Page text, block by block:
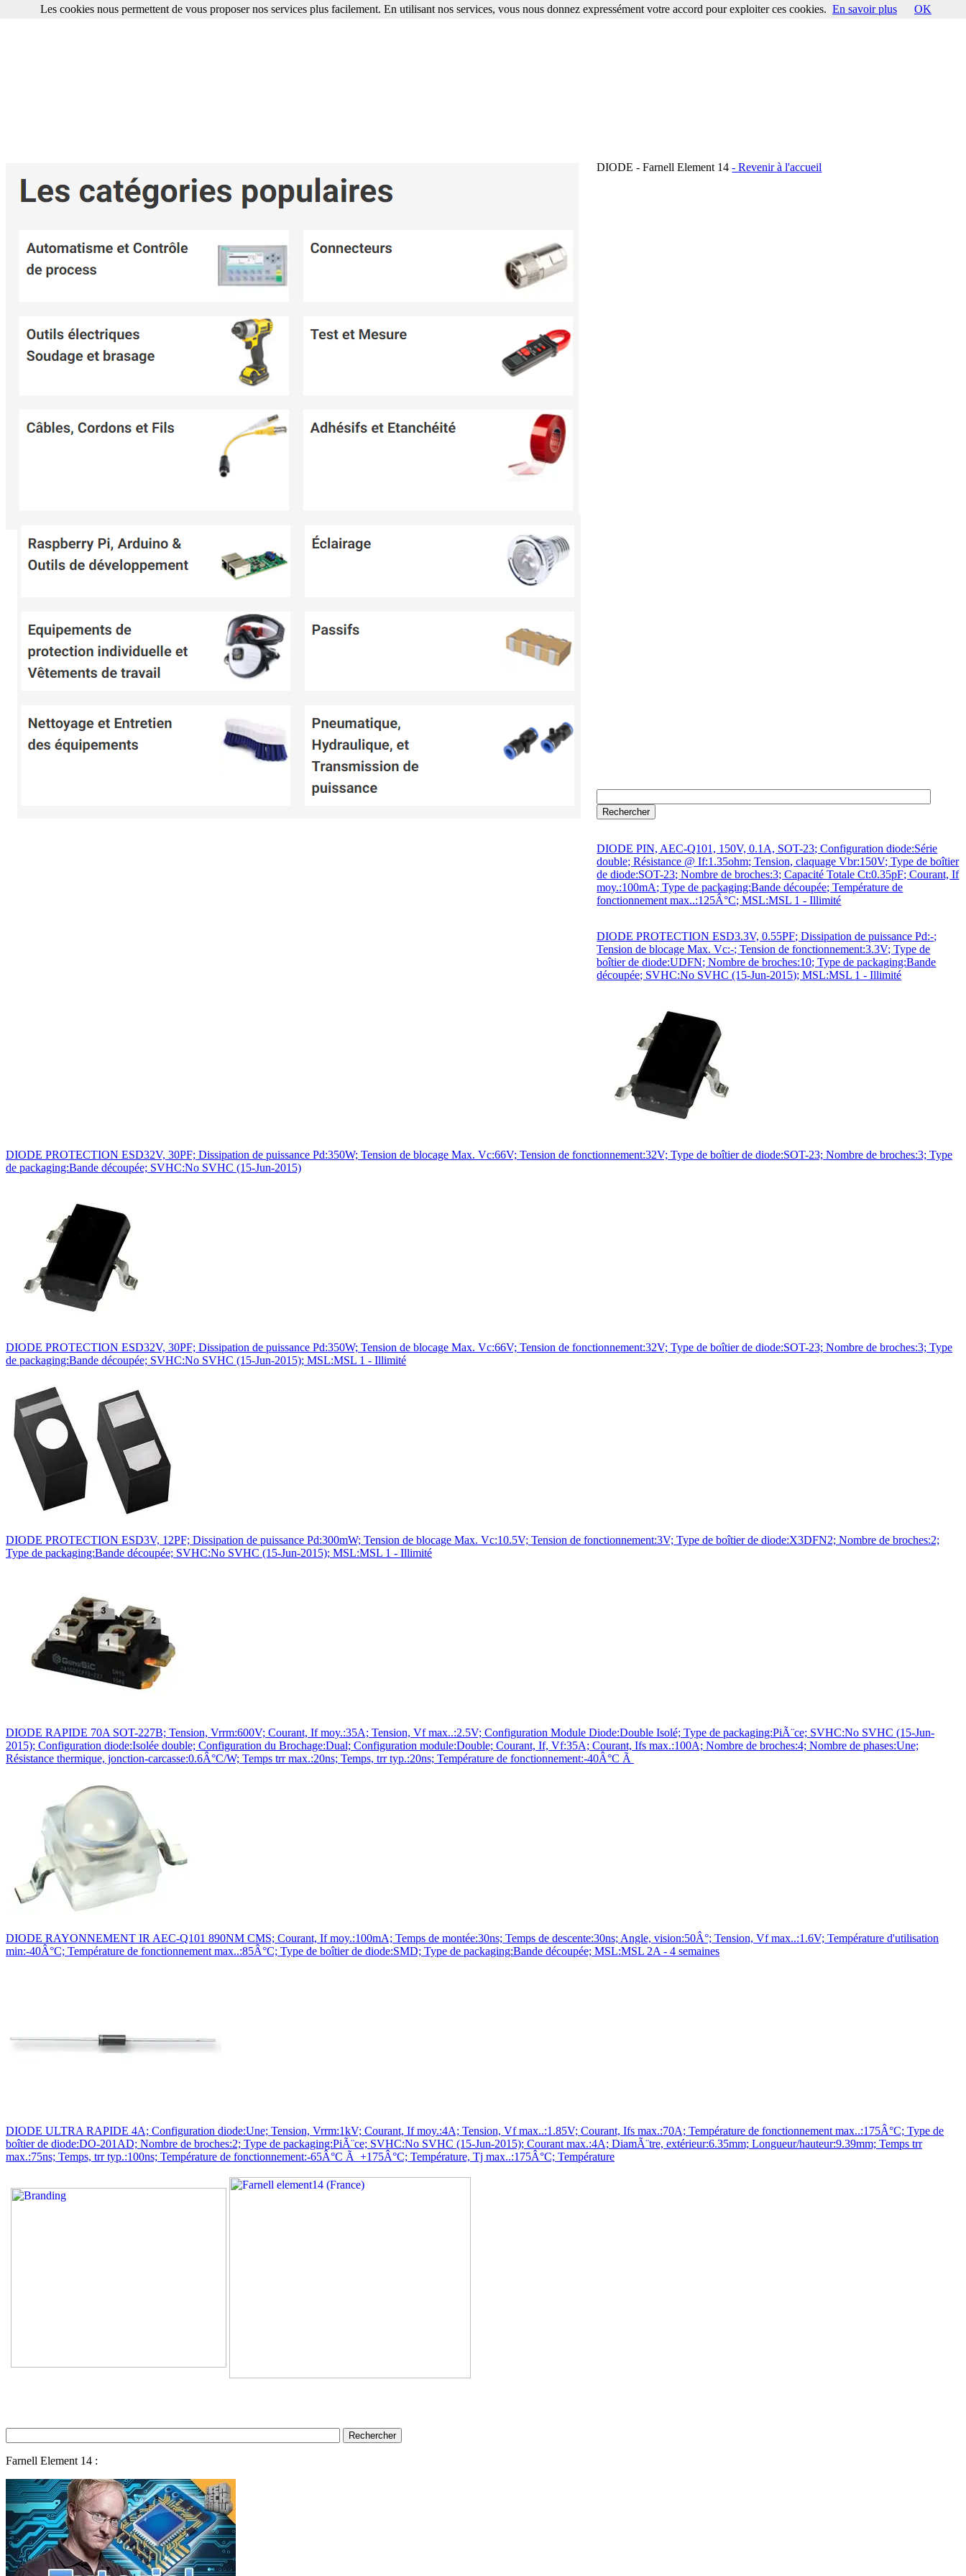
DIODE - Farnell Element 14- Revenir à l'accueil
DIODE PIN, AEC-Q101, 150V, 0.1A, SOT-23; Configuration diode:Série
double; Résistance @ If:1.35ohm; Tension, claquage Vbr:150V; Type de boîtier
de diode:SOT-23; Nombre de broches:3; Capacité Totale Ct:0.35pF; Courant, If
moy.:100mA; Type de packaging:Bande découpée; Température de
fonctionnement max..:125Â°C; MSL:MSL 1 - Illimité
DIODE PROTECTION ESD3.3V, 0.55PF; Dissipation de puissance Pd:-;
Tension de blocage Max. Vc:-; Tension de fonctionnement:3.3V; Type de
boîtier de diode:UDFN; Nombre de broches:10; Type de packaging:Bande
découpée; SVHC:No SVHC (15-Jun-2015); MSL:MSL 1 - Illimité
DIODE PROTECTION ESD32V, 30PF; Dissipation de puissance Pd:350W; Tension de blocage Max. Vc:66V; Tension de fonctionnement:32V; Type de boîtier de diode:SOT-23; Nombre de broches:3; Type
de packaging:Bande découpée; SVHC:No SVHC (15-Jun-2015)
DIODE PROTECTION ESD32V, 30PF; Dissipation de puissance Pd:350W; Tension de blocage Max. Vc:66V; Tension de fonctionnement:32V; Type de boîtier de diode:SOT-23; Nombre de broches:3; Type
de packaging:Bande découpée; SVHC:No SVHC (15-Jun-2015); MSL:MSL 1 - Illimité
DIODE PROTECTION ESD3V, 12PF; Dissipation de puissance Pd:300mW; Tension de blocage Max. Vc:10.5V; Tension de fonctionnement:3V; Type de boîtier de diode:X3DFN2; Nombre de broches:2;
Type de packaging:Bande découpée; SVHC:No SVHC (15-Jun-2015); MSL:MSL 1 - Illimité
DIODE RAPIDE 70A SOT-227B; Tension, Vrrm:600V; Courant, If moy.:35A; Tension, Vf max..:2.5V; Configuration Module Diode:Double Isolé; Type de packaging:PiÃ¨ce; SVHC:No SVHC (15-Jun-
2015); Configuration diode:Isolée double; Configuration du Brochage:Dual; Configuration module:Double; Courant, If, Vf:35A; Courant, Ifs max.:100A; Nombre de broches:4; Nombre de phases:Une;
Résistance thermique, jonction-carcasse:0.6Â°C/W; Temps trr max.:20ns; Temps, trr typ.:20ns; Température de fonctionnement:-40Â°C Ã
DIODE RAYONNEMENT IR AEC-Q101 890NM CMS; Courant, If moy.:100mA; Temps de montée:30ns; Temps de descente:30ns; Angle, vision:50Â°; Tension, Vf max..:1.6V; Température d'utilisation
min:-40Â°C; Température de fonctionnement max..:85Â°C; Type de boîtier de diode:SMD; Type de packaging:Bande découpée; MSL:MSL 2A - 4 semaines
DIODE ULTRA RAPIDE 4A; Configuration diode:Une; Tension, Vrrm:1kV; Courant, If moy.:4A; Tension, Vf max..:1.85V; Courant, Ifs max.:70A; Température de fonctionnement max..:175Â°C; Type de
boîtier de diode:DO-201AD; Nombre de broches:2; Type de packaging:PiÃ¨ce; SVHC:No SVHC (15-Jun-2015); Courant max.:4A; DiamÃ¨tre, extérieur:6.35mm; Longueur/hauteur:9.39mm; Temps trr
max.:75ns; Temps, trr typ.:100ns; Température de fonctionnement:-65Â°C Ã +175Â°C; Température, Tj max..:175Â°C; Température
Farnell Element 14 :
Les cookies nous permettent de vous proposer nos services plus facilement. En utilisant nos services, vous nous donnez expressément votre accord pour exploiter ces cookies. En savoir plus OK